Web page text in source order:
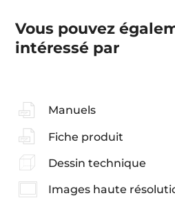
Vous pouvez
intéressé par
Manuels
Fiche produit
Dessin technique
Images haute